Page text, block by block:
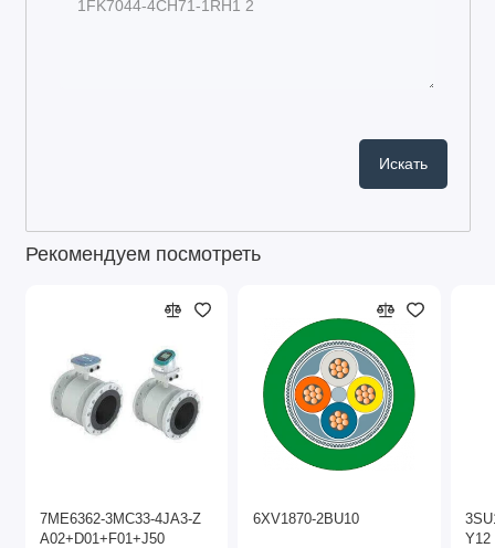
Рекомендуем посмотреть
7ME6362-3MC33-4JA3-Z
A02+D01+F01+J50
6XV1870-2BU10
Y12